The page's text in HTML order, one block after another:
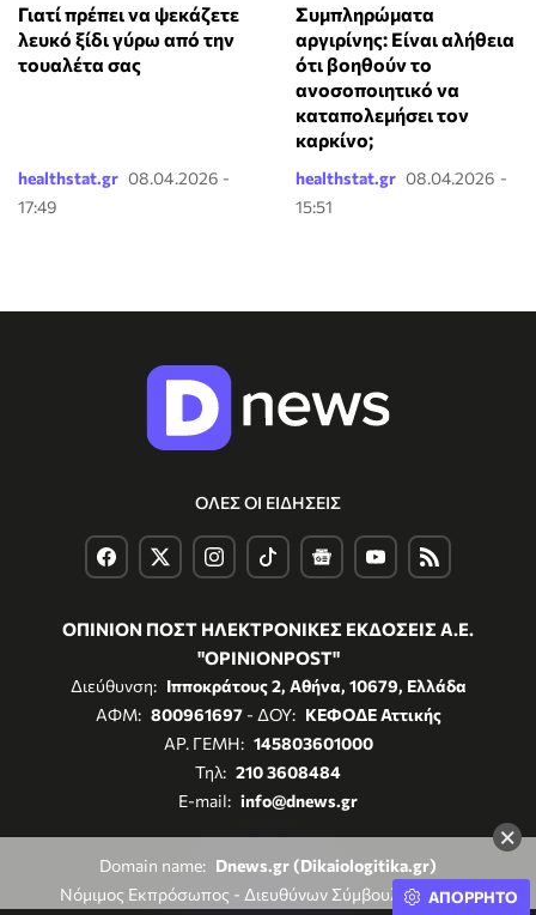
×
Γιατί πρέπει να ψεκάζετε
λευκό ξίδι γύρω από την
τουαλέτα σας
healthstat.gr 08.04.2026 -
17:49
⁠Συμπληρώματα
αργιρίνης: Είναι αλήθεια
ότι βοηθούν το
ανοσοποιητικό να
καταπολεμήσει τον
καρκίνο;
healthstat.gr 08.04.2026 -
15:51
ΟΛΕΣ ΟΙ ΕΙΔΗΣΕΙΣ
ΟΠΙΝΙΟΝ ΠΟΣΤ ΗΛΕΚΤΡΟΝΙΚΕΣ ΕΚΔΟΣΕΙΣ Α.Ε.
"OPINIONPOST"
Διεύθυνση: Ιπποκράτους 2, Αθήνα, 10679, Ελλάδα
ΑΦΜ: 800961697- ΔΟΥ: ΚΕΦΟΔΕ Αττικής
ΑΡ. ΓΕΜΗ: 145803601000
Τηλ: 210 3608484
E-mail: info@dnews.gr
Domain name: Dnews.gr (Dikaiologitika.gr)
Νόμιμος Εκπρόσωπος - Διευθύνων Σύμβουλος: Νίκος
ΑΠΟΡΡΗΤΟ